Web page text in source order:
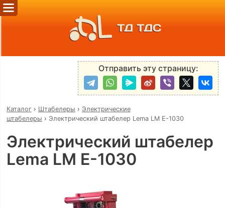
ТД ТДС
Отправить эту страницу:
Каталог› Штабелеры › Электрические
штабелеры › Электрический штабелер Lema LM E-1030
Электрический штабелер
Lema LM E-1030